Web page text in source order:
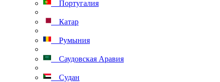
Португалия
Катар
Румыния
Саудовская Аравия
Судан